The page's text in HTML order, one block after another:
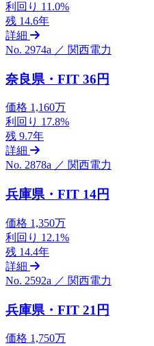
利回り 11.0%
残 14.6年
詳細
No. 2974a ／ 関西電力
奈良県・FIT 36円
価格 1,160万
利回り 17.8%
残 9.7年
詳細
No. 2878a ／ 関西電力
兵庫県・FIT 14円
価格 1,350万
利回り 12.1%
残 14.4年
詳細
No. 2592a ／ 関西電力
兵庫県・FIT 21円
価格 1,750万